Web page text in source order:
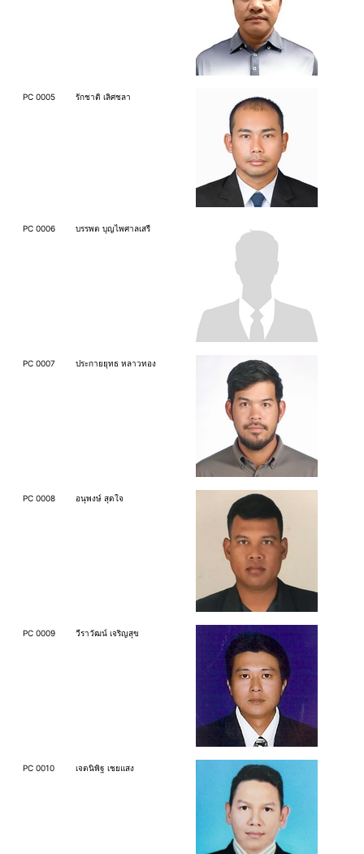
PC 0005 รักชาติ เลิศชลา
PC 0006 บรรพต บุญไพศาลเสรี
PC 0007 ประกายยุทธ หลาวทอง
PC 0008 อนุพงษ์ สุดใจ
PC 0009 วีราวัฒน์ เจริญสุข
PC 0010 เจตนิพิฐ เชยแสง